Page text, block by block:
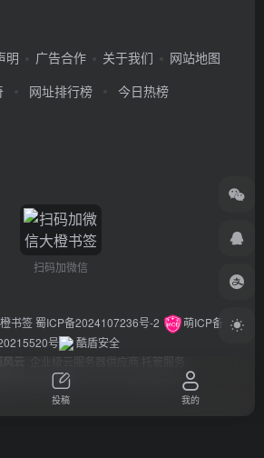
明 广告合作 关于我们
网站地图
网址排行榜 今日热榜
扫码加微信
书签 蜀ICP备2024107236号-2
萌ICP备
号
酷盾安全
风云 企业级云服务器供应商 托管服务
事物联系邮箱：arch_chen@qq.com
投稿 我的